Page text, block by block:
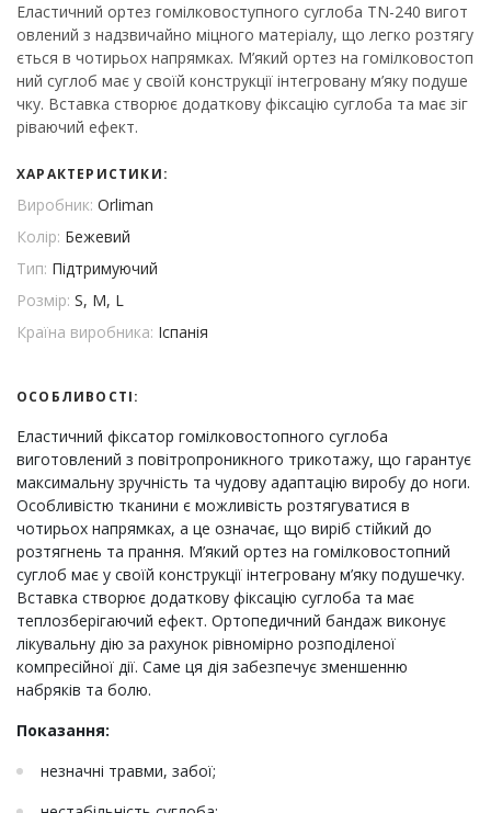
Еластичний ортез гомілковоступного суглоба TN-240 вигот
овлений з надзвичайно міцного матеріалу, що легко розтягу
ється в чотирьох напрямках. М’який ортез на гомілковостоп
ний суглоб має у своїй конструкції інтегровану м’яку подуше
чку. Вставка створює додаткову фіксацію суглоба та має зіг
ріваючий ефект.
ХАРАКТЕРИСТИКИ:
Виробник: Orliman
Колір: Бежевий
Тип: Підтримуючий
Розмір: S, M, L
Країна виробника: Іспанія
ОСОБЛИВОСТІ:
Еластичний фіксатор гомілковостопного суглоба
виготовлений з повітропроникного трикотажу, що гарантує
максимальну зручність та чудову адаптацію виробу до ноги.
Особливістю тканини є можливість розтягуватися в
чотирьох напрямках, а це означає, що виріб стійкий до
розтягнень та прання. М’який ортез на гомілковостопний
суглоб має у своїй конструкції інтегровану м’яку подушечку.
Вставка створює додаткову фіксацію суглоба та має
теплозберігаючий ефект. Ортопедичний бандаж виконує
лікувальну дію за рахунок рівномірно розподіленої
компресійної дії. Саме ця дія забезпечує зменшенню
набряків та болю.
Показання:
незначні травми, забої;